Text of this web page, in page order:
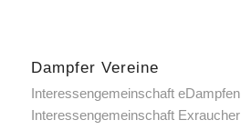
Dampfer Vereine
Interessengemeinschaft eDampfen
Interessengemeinschaft Exraucher